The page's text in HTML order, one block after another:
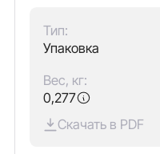
Тип:
Упаковка
Вес, кг:
0,277
Скачать в PDF